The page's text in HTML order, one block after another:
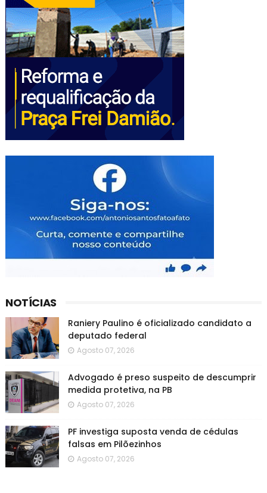
NOTÍCIAS
Raniery Paulino é oficializado candidato a
deputado federal
Agosto 07, 2026
Advogado é preso suspeito de descumprir
medida protetiva, na PB
Agosto 07, 2026
PF investiga suposta venda de cédulas
falsas em Pilõezinhos
Agosto 07, 2026